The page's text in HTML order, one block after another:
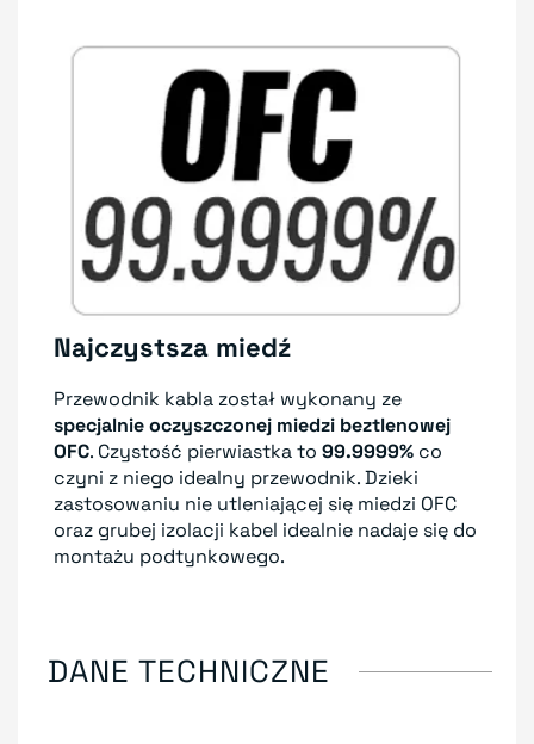
Najczystsza miedź
Przewodnik kabla został wykonany ze
specjalnie oczyszczonej miedzi beztlenowej
OFC. Czystość pierwiastka to 99.9999% co
czyni z niego idealny przewodnik. Dzieki
zastosowaniu nie utleniającej się miedzi OFC
oraz grubej izolacji kabel idealnie nadaje się do
montażu podtynkowego.
DANE TECHNICZNE